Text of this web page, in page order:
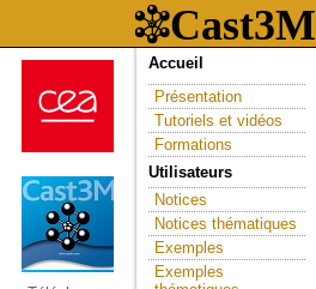
Accueil
Présentation
Tutoriels et vidéos
Formations
Utilisateurs
Notices
Notices thématiques
Exemples
Exemples